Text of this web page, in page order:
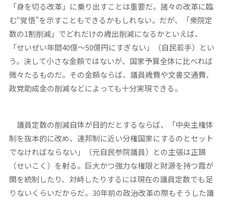
「身を切る改革」に乗り出すことは重要だ。諸々の改革に臨
む“覚悟”を示すこともできるかもしれない。だが、「衆院定
数の1割削減」でどれだけの歳出削減になるかといえば、
「せいぜい年間40億～50億円にすぎない」（自民若手）とい
う。決して小さな金額ではないが、国家予算全体に比べれば
微々たるものだ。その金額ならば、議員歳費や文書交通費、
政党助成金の削減などによっても十分実現できる。
議員定数の削減自体が目的だとするならば、「中央主権体
制を抜本的に改め、連邦制に近い分権国家にするのとセット
でなければならない」（元自民参院議員）との主張は正鵠
（せいこく）を射る。巨大かつ強力な権限と財源を持つ霞が
関を統制したり、対峙したりするには現在の議員定数でも足
りないくらいだからだ。30年前の政治改革の際もそうした議